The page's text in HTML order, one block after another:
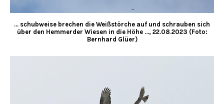
… schubweise brechen die Weißstörche auf und schrauben sich
über den Hemmerder Wiesen in die Höhe …, 22.08.2023 (Foto:
Bernhard Glüer)